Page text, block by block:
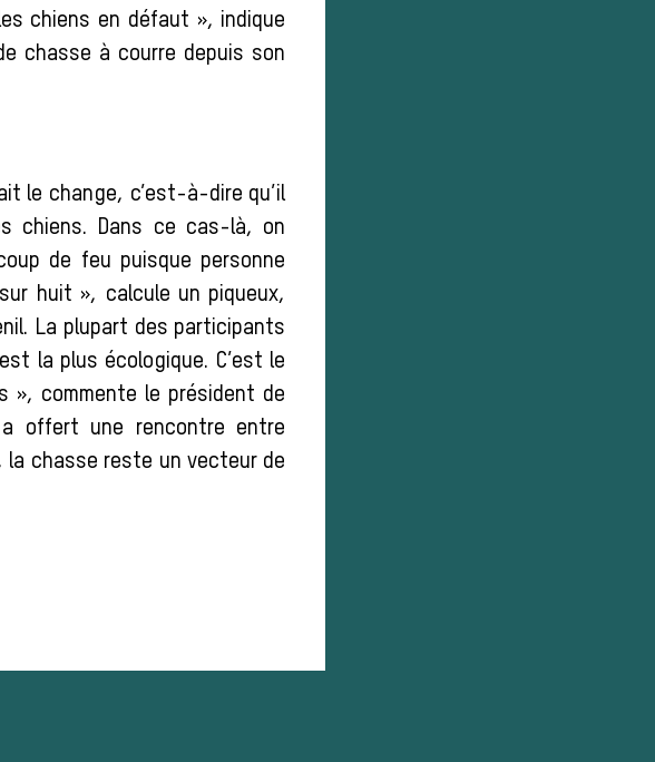
chiens en défaut », indique
chasse à courre depuis son
le change, c’est-à-dire qu’il
chiens. Dans ce cas-là, on
de feu puisque personne
huit », calcule un piqueux,
La plupart des participants
la plus écologique. C’est le
», commente le président de
a offert une rencontre entre
la chasse reste un vecteur de